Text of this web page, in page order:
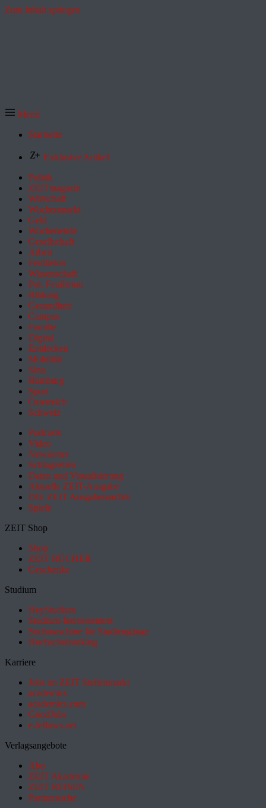
Zum Inhalt springen
Menü
Startseite
Exklusive Artikel
Politik
ZEITmagazin
Wirtschaft
Wochenmarkt
Geld
Wochenende
Gesellschaft
Arbeit
Feuilleton
Wissenschaft
Pol. Feuilleton
Bildung
Gesundheit
Campus
Familie
Digital
Entdecken
Mobilität
Sinn
Hamburg
Sport
Österreich
Schweiz
Podcasts
Video
Newsletter
Schlagzeilen
Daten und Visualisierung
Aktuelle ZEIT-Ausgabe
DIE ZEIT Ausgabenarchiv
Spiele
ZEIT Shop
Shop
ZEIT BÜCHER
Geschenke
Studium
HeyStudium
Studium-Interessentest
Suchmaschine für Studiengänge
Hochschulranking
Karriere
Jobs im ZEIT Stellenmarkt
academics
academics.com
GoodJobs
e-fellows.net
Verlagsangebote
Abo
ZEIT Akademie
ZEIT REISEN
Partnersuche